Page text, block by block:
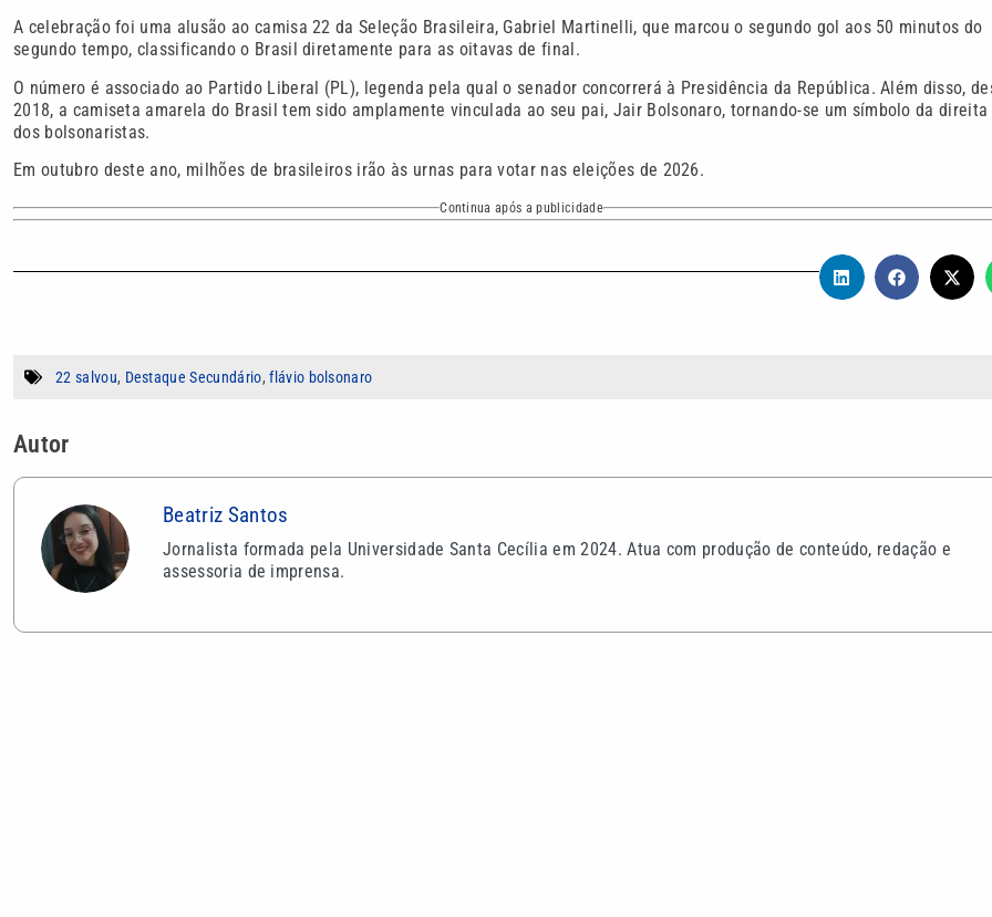
A celebração foi uma alusão ao camisa 22 da Seleção Brasileira, Gabriel Martinelli, que marcou o segundo gol aos 50 minutos do
segundo tempo, classificando o Brasil diretamente para as oitavas de final.
O número é associado ao Partido Liberal (PL), legenda pela qual o senador concorrerá à Presidência da República. Além disso,
2018, a camiseta amarela do Brasil tem sido amplamente vinculada ao seu pai, Jair Bolsonaro, tornando-se um símbolo da direita
dos bolsonaristas.
Em outubro deste ano, milhões de brasileiros irão às urnas para votar nas eleições de 2026.
Continua após a publicidade
22 salvou, Destaque Secundário,flávio bolsonaro
Autor
Beatriz Santos
Jornalista formada pela Universidade Santa Cecília em 2024. Atua com produção de conteúdo, redação e
assessoria de imprensa.